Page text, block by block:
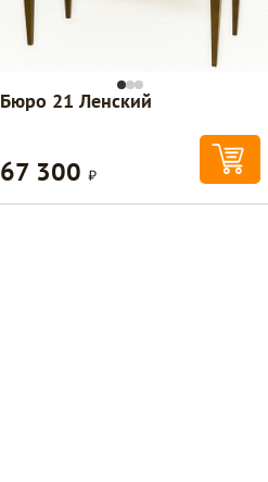
Бюро 21 Ленский
67 300Р